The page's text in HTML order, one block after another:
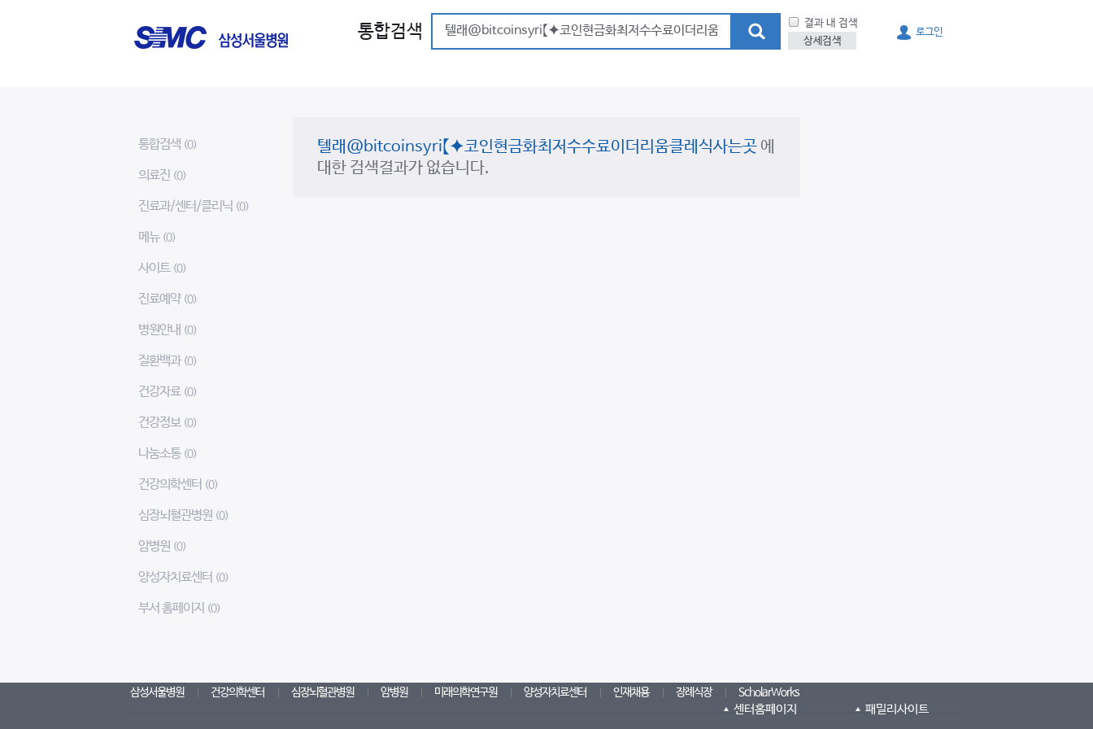
통합검색 search
결과 내 검색
상세검색
로그인
통합검색 (0)
의료진 (0)
진료과/센터/클리닉 (0)
메뉴 (0)
사이트 (0)
진료예약 (0)
병원안내 (0)
질환백과 (0)
건강자료 (0)
건강정보 (0)
나눔소통 (0)
건강의학센터 (0)
심장뇌혈관병원 (0)
암병원 (0)
양성자치료센터 (0)
부서 홈페이지 (0)
텔래@bitcoinsyri【⯌코인현금화최저수수료이더리움클레식사는곳 에
대한 검색결과가 없습니다.
삼성서울병원 건강의학센터 심장뇌혈관병원 암병원 미래의학연구원 양성자치료센터 인재채용 장례식장 ScholarWorks
센터홈페이지 패밀리사이트